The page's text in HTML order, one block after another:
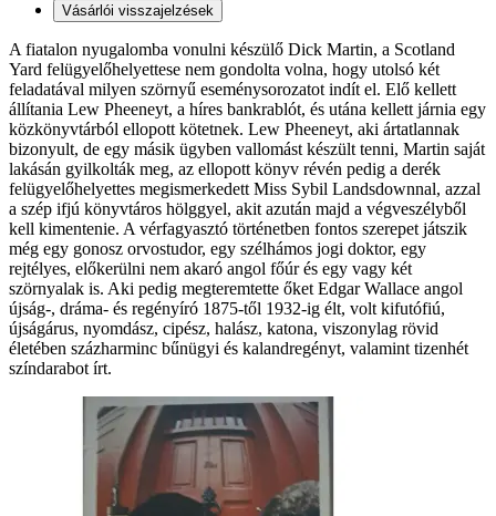
Vásárlói visszajelzések
A fiatalon nyugalomba vonulni készülő Dick Martin, a Scotland
Yard felügyelőhelyettese nem gondolta volna, hogy utolsó két
feladatával milyen szörnyű eseménysorozatot indít el. Elő kellett
állítania Lew Pheeneyt, a híres bankrablót, és utána kellett járnia egy
közkönyvtárból ellopott kötetnek. Lew Pheeneyt, aki ártatlannak
bizonyult, de egy másik ügyben vallomást készült tenni, Martin saját
lakásán gyilkolták meg, az ellopott könyv révén pedig a derék
felügyelőhelyettes megismerkedett Miss Sybil Landsdownnal, azzal
a szép ifjú könyvtáros hölggyel, akit azután majd a végveszélyből
kell kimentenie. A vérfagyasztó történetben fontos szerepet játszik
még egy gonosz orvostudor, egy szélhámos jogi doktor, egy
rejtélyes, előkerülni nem akaró angol főúr és egy vagy két
szörnyalak is. Aki pedig megteremtette őket Edgar Wallace angol
újság-, dráma- és regényíró 1875-től 1932-ig élt, volt kifutófiú,
újságárus, nyomdász, cipész, halász, katona, viszonylag rövid
életében százharminc bűnügyi és kalandregényt, valamint tizenhét
színdarabot írt.